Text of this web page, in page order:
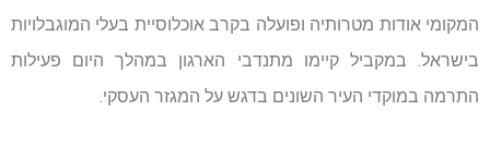
המקומי אודות מטרותיה ופועלה בקרב אוכלוסיית בעלי המוגבלויות
בישראל. במקביל קיימו מתנדבי הארגון במהלך היום פעילות
התרמה במוקדי העיר השונים בדגש על המגזר העסקי.